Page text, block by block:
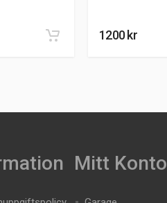
1200kr
Mitt Konto